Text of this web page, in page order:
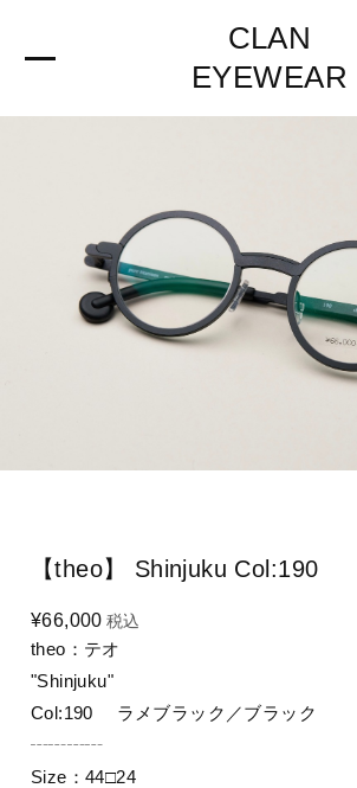
CLAN
EYEWEAR
【theo】 Shinjuku Col:190
¥66,000 税込
theo：テオ
"Shinjuku"
Col:190 ラメブラック／ブラック
┄┄┄┄
Size：44□24